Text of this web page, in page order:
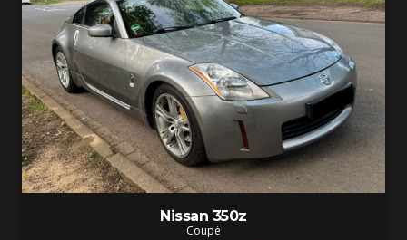
Nissan 350z
Coupé